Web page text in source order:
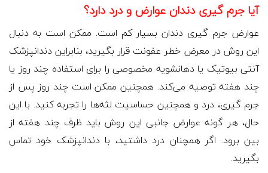
آیا جرم گیری دندان عوارض و درد دارد؟
عوارض جرم گیری دندان بسیار کم است. ممکن است به دنبال
این روش در معرض خطر عفونت قرار بگیرید، بنابراین دندانپزشک
آنتی بیوتیک یا دهانشویه مخصوصی را برای استفاده چند روز یا
چند هفته توصیه می‌کند. همچنین ممکن است چند روز پس از
جرم گیری، درد و همچنین حساسیت لثه‌ها را تجربه کنید. با این
حال، هر گونه عوارض جانبی این روش باید ظرف چند هفته از
بین برود. اگر همچنان درد داشتید، با دندانپزشک خود تماس
بگیرید.